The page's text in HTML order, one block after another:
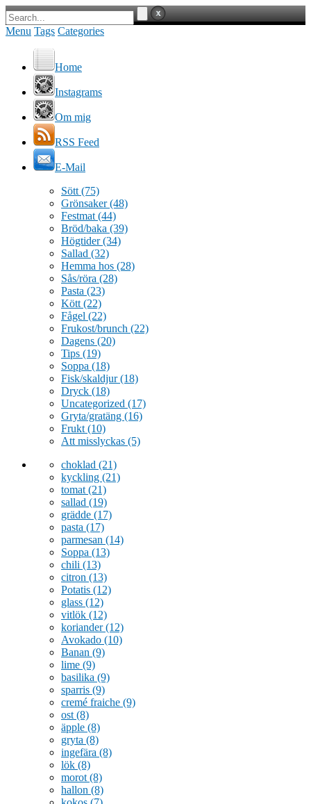
Menu Tags Categories
Home
Instagrams
Om mig
RSS Feed
E-Mail
Sött (75)
Grönsaker(48)
Festmat (44)
Bröd/baka (39)
Högtider(34)
Sallad (32)
Hemma hos (28)
Sås/röra (28)
Pasta (23)
Kött (22)
Fågel (22)
Frukost/brunch (22)
Dagens (20)
Tips (19)
Soppa (18)
Fisk/skaldjur(18)
Dryck (18)
Uncategorized (17)
Gryta/gratäng (16)
Frukt (10)
Att misslyckas (5)
choklad (21)
kyckling (21)
tomat (21)
sallad (19)
grädde (17)
pasta (17)
parmesan (14)
Soppa (13)
chili (13)
citron (13)
Potatis (12)
glass (12)
vitlök (12)
koriander(12)
Avokado (10)
Banan (9)
lime (9)
basilika (9)
sparris (9)
cremé fraiche (9)
ost (8)
äpple (8)
gryta (8)
ingefära (8)
lök (8)
morot (8)
hallon (8)